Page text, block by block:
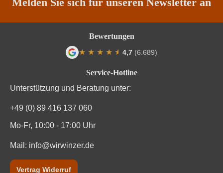
Service-Hotline
Unterstützung und Beratung unter:
+49 (0) 89 416 137 060
Mo-Fr, 10:00 - 17:00 Uhr
Mail: info@wirwinzer.de
Vertrag Widerruf
Bewertungen
★ ★ ★ ★ ★
★ 4,7 (6.689)